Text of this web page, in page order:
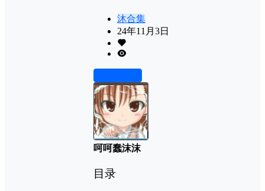
沐合集
24年11月3日
呵呵蠢沫沫
目录